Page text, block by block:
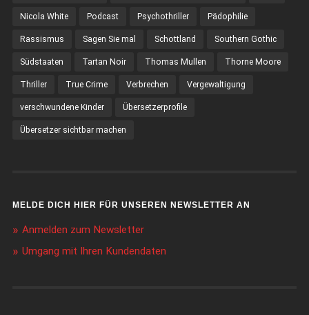
Nicola White Podcast Psychothriller Pädophilie
Rassismus Sagen Sie mal Schottland Southern Gothic
Südstaaten Tartan Noir Thomas Mullen Thorne Moore
Thriller True Crime Verbrechen Vergewaltigung
verschwundene Kinder Übersetzerprofile
Übersetzer sichtbar machen
MELDE DICH HIER FÜR UNSEREN NEWSLETTER AN
Anmelden zum Newsletter
Umgang mit Ihren Kundendaten